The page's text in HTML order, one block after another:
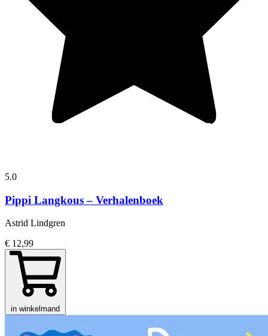
5.0
Pippi Langkous – Verhalenboek
Astrid Lindgren
€ 12,99
in winkelmand